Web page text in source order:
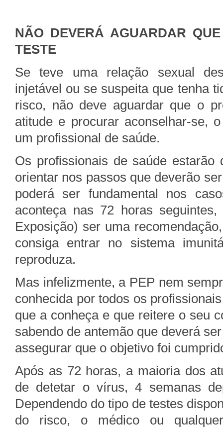
NÃO DEVERÁ AGUARDAR
TESTE
Se teve uma relação sexual
injetável ou se suspeita que tenha
risco, não deve aguardar que o
atitude e procurar aconselhar-se,
um profissional de saúde.
Os profissionais de saúde
orientar nos passos que deverão
poderá ser fundamental nos
aconteça nas 72 horas
Exposição) ser uma
consiga entrar no sistema
reproduza.
Mas infelizmente, a PEP nem
conhecida por todos os
que a conheça e que reitere o seu
sabendo de antemão que deverá
assegurar que o objetivo foi
Após as 72 horas, a maioria dos
de detetar o vírus, 4 semanas
Dependendo do tipo de testes
do risco, o médico ou